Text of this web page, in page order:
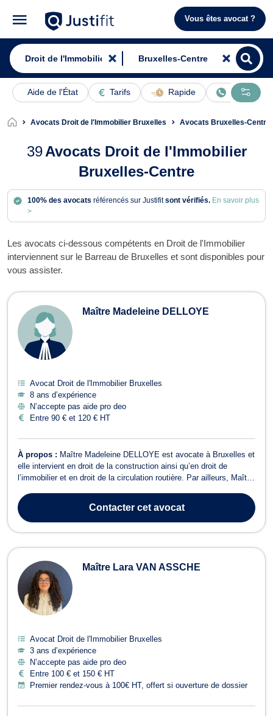
Vous êtes avocat ?
Aide de l'État Tarifs Rapide En ligne
Avocats Droit de l'Immobilier Bruxelles Avocats Bruxelles-Centre
39 Avocats Droit de l'Immobilier
Bruxelles-Centre
100% des avocats référencés sur Justifitsont vérifiés. En savoir plus
>
Les avocats ci-dessous compétents en Droit de l'Immobilier
interviennent sur le Barreau de Bruxelles et sont disponibles pour
vous assister.
Avocats en Droit de l'Immobilier à
Maître Madeleine DELLOYE
Avocat Droit de l'Immobilier Bruxelles
8 ans d’expérience
N’accepte pas aide pro deo
Entre 90 € et 120 € HT
À propos : Maître Madeleine DELLOYE est avocate à Bruxelles et
elle intervient en droit de la construction ainsi qu’en droit de
l’immobilier et en droit de la circulation routière. Par ailleurs, Maître
vous représente pour toutes problématiques liées aux malfaçons,
au ...
Contactercet avocat
Maître Lara VAN ASSCHE
Avocat Droit de l'Immobilier Bruxelles
3 ans d’expérience
N’accepte pas aide pro deo
Entre 100 € et 150 € HT
Premier rendez-vous à 100€ HT, offert si ouverture de dossier